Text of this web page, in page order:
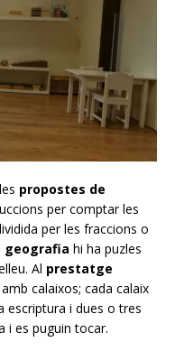
propostes de
per comptar les
per les fraccions o
geografia hi ha puzles
Al prestatge
calaixos; cada calaix
escriptura i dues o tres
i es puguin tocar.